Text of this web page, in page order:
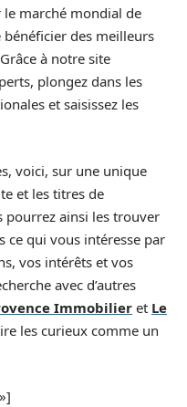
marché mondial de
bénéficier des meilleurs
à notre site
plongez dans les
et saisissez les
voici, sur une unique
et les titres de
pourrez ainsi les trouver
ce qui vous intéresse par
vos intérêts et vos
avec d’autres
Immobilier et Le
les curieux comme un